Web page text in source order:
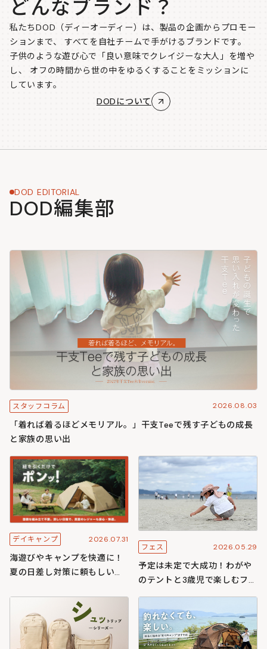
どんなブランド？
私たちDOD（ディーオーディー）は、製品の企画からプロモー
ションまで、
すべてを自社チームで手がけるブランドです。
子供のような遊び心で「良い意味でクレイジーな大人」を増や
し、
オフの時間から世の中をゆるくすることをミッションに
しています。
DODについて
DOD EDITORIAL
DOD編集部
スタッフコラム 2026.08.03
「着れば着るほどメモリアル。」干支Teeで残す子どもの成長
と家族の思い出
デイキャンプ 2026.07.31
海遊びやキャンプを快適に！
夏の日差し対策に頼もしいワ
ズ
フェス 2026.05.29
予定は未定で大成功！わがや
のテントと3歳児で楽しむフェ
スキャンプ